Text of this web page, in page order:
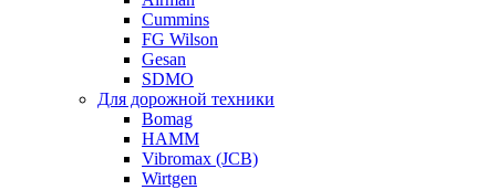
Cummins
FG Wilson
Gesan
SDMO
Для дорожной техники
Bomag
HAMM
Vibromax (JCB)
Wirtgen